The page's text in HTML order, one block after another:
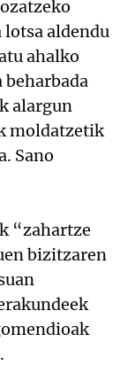
lotsa aldendu
ahalko
alargun
moldatzetik
Sano
“zahartze
bizitzaren